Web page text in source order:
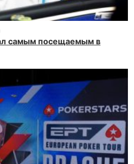
самым посещаемым в